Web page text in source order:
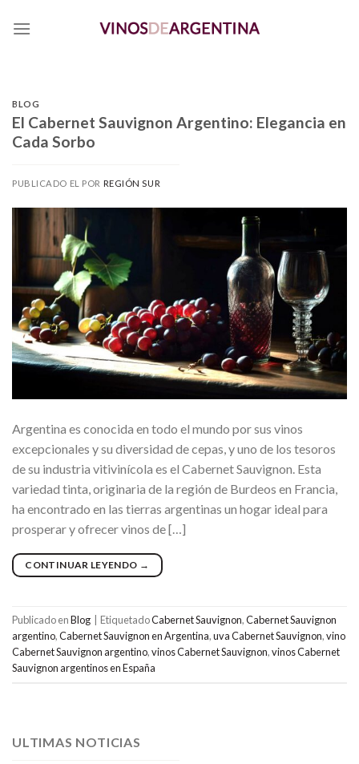
BLOG
El Cabernet Sauvignon Argentino: Elegancia en
Cada Sorbo
PUBLICADO EL POR REGIÓN SUR
Argentina es conocida en todo el mundo por sus vinos
excepcionales y su diversidad de cepas, y uno de los tesoros
de su industria vitivinícola es el Cabernet Sauvignon. Esta
variedad tinta, originaria de la región de Burdeos en Francia,
ha encontrado en las tierras argentinas un hogar ideal para
prosperar y ofrecer vinos de […]
CONTINUAR LEYENDO →
Publicado enBlog EtiquetadoCabernet Sauvignon,Cabernet Sauvignon
argentino,Cabernet Sauvignon en Argentina,uva Cabernet Sauvignon,vino
Cabernet Sauvignon argentino,vinos Cabernet Sauvignon,vinos Cabernet
Sauvignon argentinos en España
ULTIMAS NOTICIAS